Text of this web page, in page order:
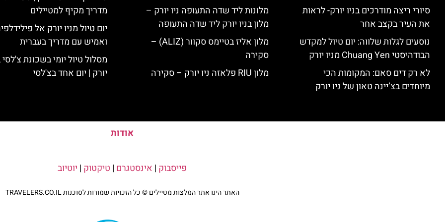
סיורי ריצה מודרכים בניו יורק- לראות
את העיר בקצב אחר
נוסעים לגלות שלווה: יום טיול למקדש
הבודהיסטי Chuang Yen מניו יורק
לא רק דים סאם: המקומות הכי
מיוחדים בצ’יינה טאון של ניו יורק
מלונות ליד שדה התעופה ניו יורק –
מלון בניו יורק ליד שדה התעופה
מלון אליז בטיימס סקוור (ALIZ) –
סקירה
מלון RIU פלאזה ניו יורק – סקירה
מדריך מקיף למטיילים
יום טיול מניו יורק אל
ואמיש עם מדריך בעברית
מסלול טיול יומי בשכונת צ'לסי
יורק | יום אחד בצ'לסי
אודות
פייסבוק | אינסטגרם | טיקטוק | יוטיוב
האתר הינו אתר המלצות מטיילים © כל הזכויות שמורות לסוכנות TRAVELERS.CO.IL